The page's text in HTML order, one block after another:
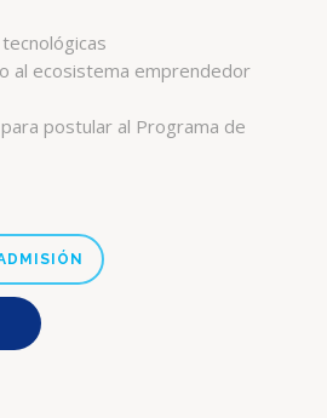
al ecosistema emprendedor
postular al Programa de